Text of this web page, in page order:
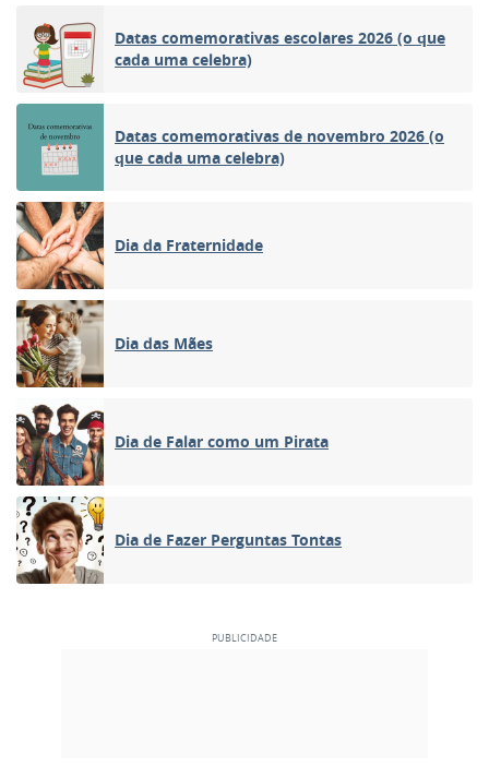
Datas comemorativas escolares 2026 (o que
cada uma celebra)
Datas comemorativas de novembro 2026 (o
que cada uma celebra)
Dia da Fraternidade
Dia das Mães
Dia de Falar como um Pirata
Dia de Fazer Perguntas Tontas